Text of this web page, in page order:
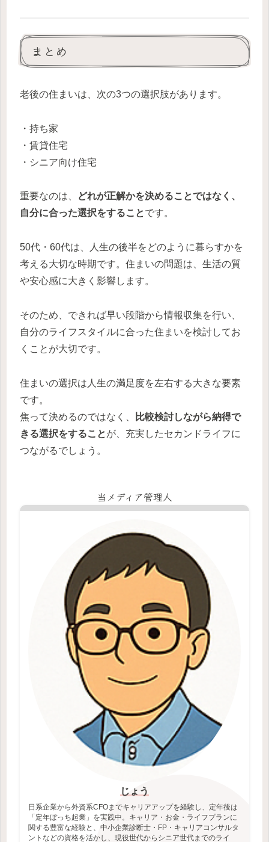
まとめ
老後の住まいは、次の3つの選択肢があります。
・持ち家
・賃貸住宅
・シニア向け住宅
重要なのは、
どれが正解かを決めることではなく、
自分に合った選択をすることです。
50代・60代は、人生の後半をどのように暮らすかを
考える大切な時期です。住まいの問題は、生活の質
や安心感に大きく影響します。
そのため、できれば早い段階から情報収集を行い、
自分のライフスタイルに合った住まいを検討してお
くことが大切です。
住まいの選択は人生の満足度を左右する大きな要素
です。
焦って決めるのではなく、
比較検討しながら納得で
きる選択をすることが、充実したセカンドライフに
つながるでしょう。
当メディア管理人
じょう
日系企業から外資系CFOまでキャリアアップを経験し、定年後は
「定年ぼっち起業」を実践中。キャリア・お金・ライフプランに
関する豊富な経験と、中小企業診断士・FP・キャリアコンサルタ
ントなどの資格を活かし、現役世代からシニア世代までのライ